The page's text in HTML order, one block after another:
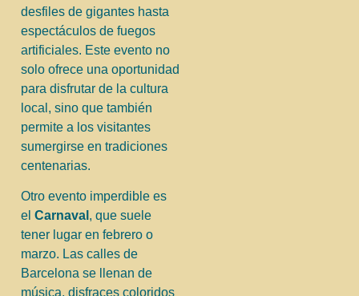
desfiles de gigantes hasta
espectáculos de fuegos
artificiales. Este evento no
solo ofrece una oportunidad
para disfrutar de la cultura
local, sino que también
permite a los visitantes
sumergirse en tradiciones
centenarias.
Otro evento imperdible es
el Carnaval , que suele
tener lugar en febrero o
marzo. Las calles de
Barcelona se llenan de
música, disfraces coloridos